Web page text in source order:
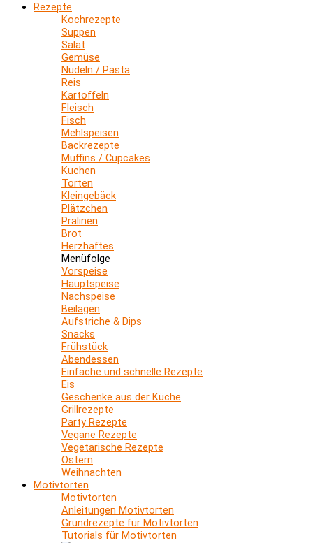
Rezepte
Kochrezepte
Suppen
Salat
Gemüse
Nudeln / Pasta
Reis
Kartoffeln
Fleisch
Fisch
Mehlspeisen
Backrezepte
Muffins / Cupcakes
Kuchen
Torten
Kleingebäck
Plätzchen
Pralinen
Brot
Herzhaftes
Menüfolge
Vorspeise
Hauptspeise
Nachspeise
Beilagen
Aufstriche & Dips
Snacks
Frühstück
Abendessen
Einfache und schnelle Rezepte
Eis
Geschenke aus der Küche
Grillrezepte
Party Rezepte
Vegane Rezepte
Vegetarische Rezepte
Ostern
Weihnachten
Motivtorten
Motivtorten
Anleitungen Motivtorten
Grundrezepte für Motivtorten
Tutorials für Motivtorten